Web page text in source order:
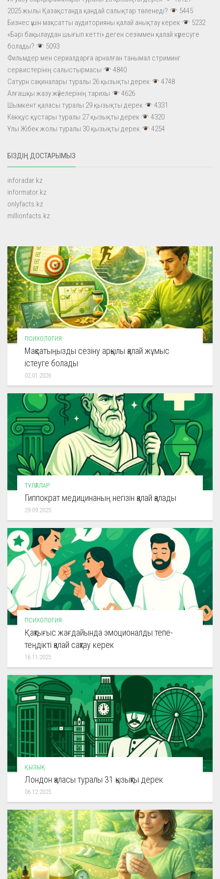
2025 жылы Қазақстанда қандай салықтар төленеді?
5445
Бизнес үшін мақсатты аудиторияны қалай анықтау керек
5232
«Бәрі бақылаудан шығып кетті» деген сезіммен қалай күресуге
болады?
5093
Фильмдер мен сериалдарға арналған танымал стриминг
сервистерінің салыстырмасы
4840
Сатурн сақиналары туралы 26 қызықты дерек
4748
Алғашқы жазу жүйелерінің тарихы
4626
Шымкент қаласы туралы 29 қызықты дерек
4331
Көкқұс құстары туралы 27 қызықты дерек
4320
Ұлы Жібек жолы туралы 30 қызықты дерек
4254
БІЗДІҢ ДОСТАРЫМЫЗ
inforadar.kz
informator.kz
onlyfacts.kz
millionfacts.kz
ПСИХОЛОГИЯ
Мақсатыңызды сезіну арқылы қалай жұмыс
істеуге болады
02.01.2026
ТҰЛҒАЛАР
Гиппократ медицинаның негізін қалай қалады
29.09.2025
ПСИХОЛОГИЯ
Қақтығыс жағдайында эмоционалды тепе-
теңдікті қалай сақтау керек
16.11.2025
ҚЫЗЫҚ
Лондон қаласы туралы 31 қызықты дерек
06.12.2025